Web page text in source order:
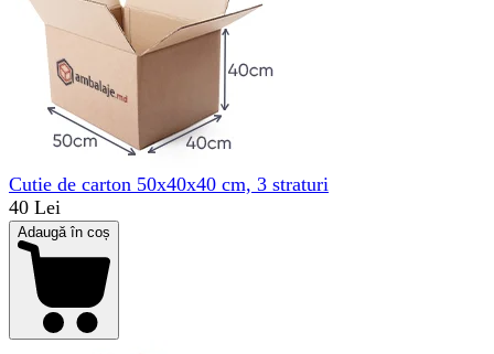
Cutie de carton 50x40x40 cm, 3 straturi
40 Lei
Adaugă în coș